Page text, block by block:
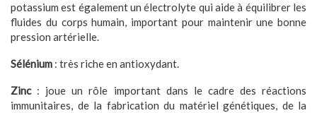
potassium est également un électrolyte qui aide à équilibrer les
fluides du corps humain, important pour maintenir une bonne
pression artérielle.
Sélénium : très riche en antioxydant.
Zinc : joue un rôle important dans le cadre des réactions
immunitaires, de la fabrication du matériel génétiques, de la